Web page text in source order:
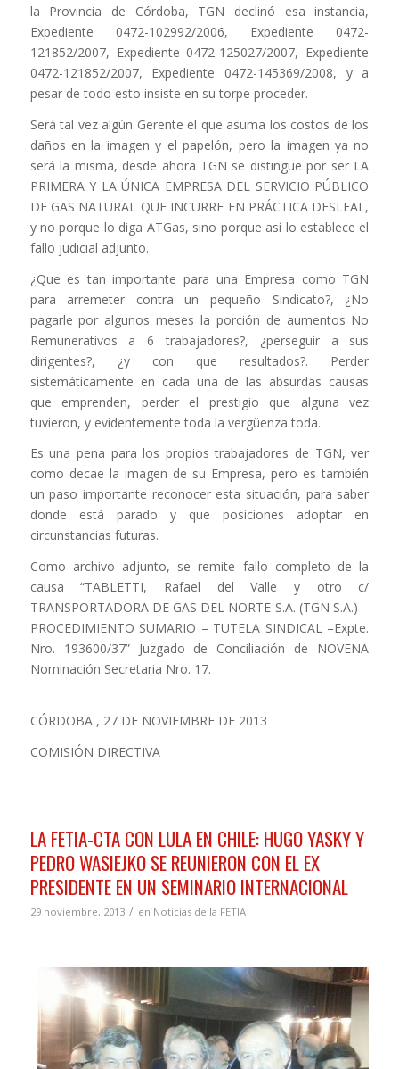
la Provincia de Córdoba, TGN declinó esa instancia,
Expediente 0472-102992/2006, Expediente 0472-
121852/2007, Expediente 0472-125027/2007, Expediente
0472-121852/2007, Expediente 0472-145369/2008, y a
pesar de todo esto insiste en su torpe proceder.
Será tal vez algún Gerente el que asuma los costos de los
daños en la imagen y el papelón, pero la imagen ya no
será la misma, desde ahora TGN se distingue por ser LA
PRIMERA Y LA ÚNICA EMPRESA DEL SERVICIO PÚBLICO
DE GAS NATURAL QUE INCURRE EN PRÁCTICA DESLEAL,
y no porque lo diga ATGas, sino porque así lo establece el
fallo judicial adjunto.
¿Que es tan importante para una Empresa como TGN
para arremeter contra un pequeño Sindicato?, ¿No
pagarle por algunos meses la porción de aumentos No
Remunerativos a 6 trabajadores?, ¿perseguir a sus
dirigentes?, ¿y con que resultados?. Perder
sistemáticamente en cada una de las absurdas causas
que emprenden, perder el prestigio que alguna vez
tuvieron, y evidentemente toda la vergüenza toda.
Es una pena para los propios trabajadores de TGN, ver
como decae la imagen de su Empresa, pero es también
un paso importante reconocer esta situación, para saber
donde está parado y que posiciones adoptar en
circunstancias futuras.
Como archivo adjunto, se remite fallo completo de la
causa “TABLETTI, Rafael del Valle y otro c/
TRANSPORTADORA DE GAS DEL NORTE S.A. (TGN S.A.) –
PROCEDIMIENTO SUMARIO – TUTELA SINDICAL –Expte.
Nro. 193600/37” Juzgado de Conciliación de NOVENA
Nominación Secretaria Nro. 17.
CÓRDOBA , 27 DE NOVIEMBRE DE 2013
COMISIÓN DIRECTIVA
LA FETIA-CTA CON LULA EN CHILE: HUGO YASKY Y
PEDRO WASIEJKO SE REUNIERON CON EL EX
PRESIDENTE EN UN SEMINARIO INTERNACIONAL
29 noviembre, 2013 / en Noticias de la FETIA